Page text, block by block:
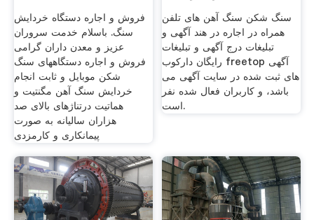
فروش و اجاره دستگاه خردایش
سنگ. باسلام خدمت سروران
عزیز و معدن داران گرامی
فروش و اجاره دستگاههای سنگ
شکن موبایل و ثابت انجام
خردایش سنگ آهن مگنتیت و
هماتیت درتناژهای بالای صد
هزاران سالیانه به صورت
پیمانکاری و کارمزدی
سنگ شکن سنگ آهن های تلفن
همراه در اجاره در هند آگهی و
تبلیغات درج آگهی و تبلیغات
رایگان دارکوب freetop آگهی
های ثبت شده در سایت آگهی می
باشد، و کاربران فعال شده نفر
است.